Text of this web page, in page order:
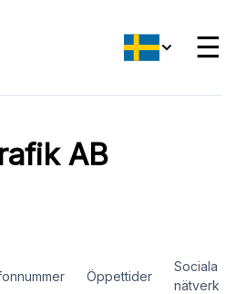
☰
AB
Öppettider
Sociala
nätverk